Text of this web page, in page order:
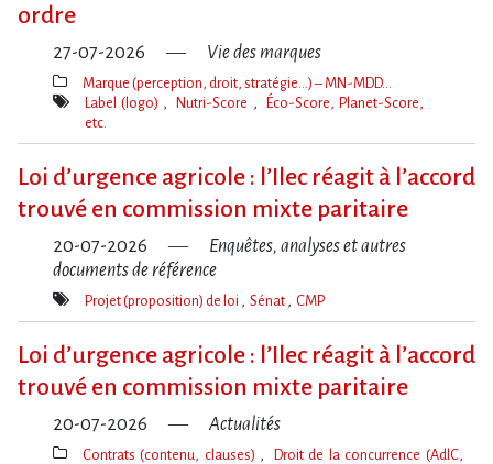
ordre
27-07-2026 Vie des marques
Thèmes(s)
Marque (perception, droit, stratégie…) – MN-MDD…
Mot(s)-
Label (logo) Nutri-Score
Éco-Score, Planet-Score,
etc.
Loi d​‌’urgence agricole : l​‌’Ilec réagit à l​‌’accord
trouvé en commission mixte paritaire
20-07-2026
Enquêtes, analyses et autres
documents de référence
Mot(s)-
Projet (proposition) de loi Sénat CMP
Loi d​‌’urgence agricole : l​‌’Ilec réagit à l​‌’accord
trouvé en commission mixte paritaire
20-07-2026 Actualités
Contrats (contenu, clauses)
Droit de la concurrence (AdlC,